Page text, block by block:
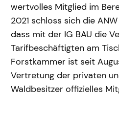
wertvolles Mitglied im
2021 schloss sich die
dass mit der IG BAU die
Tarifbeschäftigten am
Forstkammer ist seit
Vertretung der privaten
Waldbesitzer offizielles